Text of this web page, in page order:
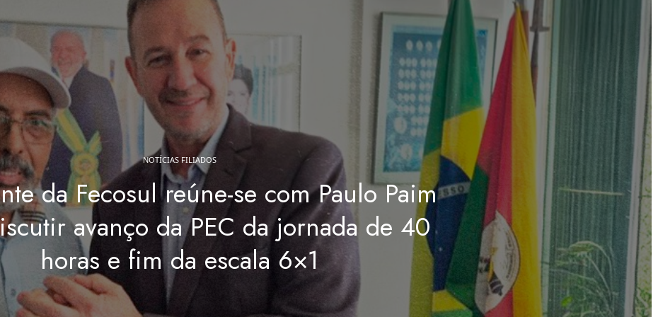
NOTÍCIAS FILIADOS
da Fecosul reúne-se com Paulo Paim
avanço da PEC da jornada de 40
horas e fim da escala 6×1